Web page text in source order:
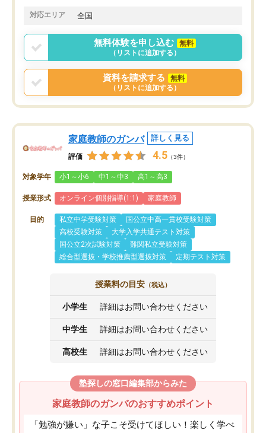
標を見つける事が出来ま
対応エリア 全国
無料体験を申し込む
無料
（リストに追加する）
資料を請求する
無料
（リストに追加する）
家庭教師のガンバ 詳しく見る
評価 4.5 （3件）
対象学年 小1～小6 中1～中3 高1～高3
授業形式 オンライン個別指導(1:1) 家庭教師
目的 私立中学受験対策
国公立中高一貫校受験対策
高校受験対策
大学入学共通テスト対策
国公立2次試験対策
難関私立受験対策
総合型選抜・学校推薦型選抜対策
定期テスト対策
授業料の目安 （税込）
小学生 詳細はお問い合わせください
中学生 詳細はお問い合わせください
高校生 詳細はお問い合わせください
塾探しの窓口編集部からみた
家庭教師のガンバのおすすめポイント
「勉強が嫌い」な子こそ受けてほしい！楽しく学べ